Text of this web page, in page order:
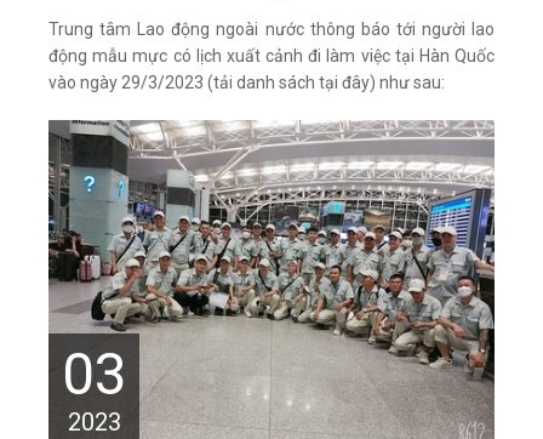
Trung tâm Lao động ngoài nước thông báo tới người lao
động mẫu mực có lịch xuất cảnh đi làm việc tại Hàn Quốc
vào ngày 29/3/2023 (tải danh sách tại đây) như sau:
03
2023